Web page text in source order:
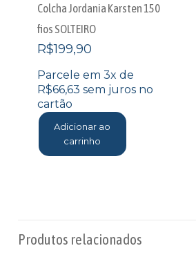
Colcha Jordania Karsten 150
fios SOLTEIRO
R$199,90
Parcele em 3x de
R$66,63 sem juros no
cartão
Adicionar ao
carrinho
Produtos relacionados